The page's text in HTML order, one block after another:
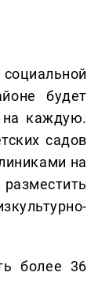
будет
каждую.
садов
на
более 36